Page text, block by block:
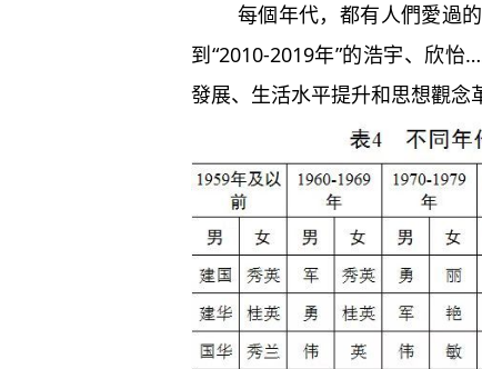
每個年代，都有人們愛過的
到“2010-2019年”的浩宇、欣
發展、生活水平提升和思想觀念